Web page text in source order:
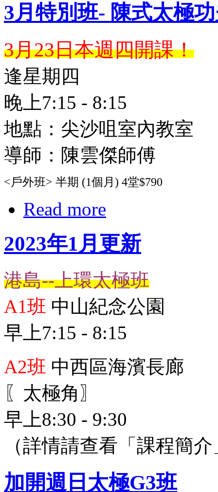
3月特別班- 陳式太極
3月23日本週四開課！
逢星期四
晚上7:15 - 8:15
地點：尖沙咀室內教室
導師：陳雲傑師傅
<戶外班> 半期 (1個月) 4堂$790
Read more
2023年1月更新
港島--上環太極班
A1班 中山紀念公園
早上7:15 - 8:15
A2班 中西區海濱長廊
〖太極角〗
早上8:30 - 9:30
（詳情請查看「課程簡
加開週日太極G3班